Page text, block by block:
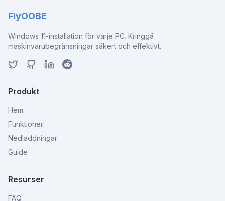
FlyOOBE
Windows 11-installation för varje PC. Kringgå
maskinvarubegränsningar säkert och effektivt.
Produkt
Hem
Funktioner
Nedladdningar
Guide
Resurser
FAQ